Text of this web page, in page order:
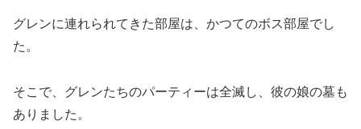
グレンに連れられてきた部屋は、かつてのボス部屋でし
た。
そこで、グレンたちのパーティーは全滅し、彼の娘の墓も
ありました。